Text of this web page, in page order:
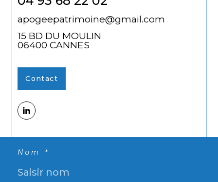
Nom *
apogeepatrimoine@gmail.com
15 BD DU MOULIN
06400 CANNES
Contact